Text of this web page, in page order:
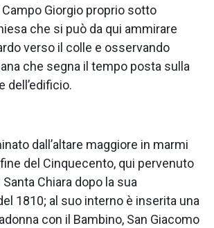
Giorgio proprio sotto
che si può da qui ammirare
verso il colle e osservando
che segna il tempo posta sulla
dell’edificio.
dall’altare maggiore in marmi
del Cinquecento, qui pervenuto
Chiara dopo la sua
1810; al suo interno è inserita una
con il Bambino, San Giacomo